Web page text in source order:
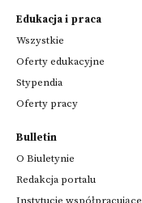
Edukacja i praca
Wszystkie
Oferty edukacyjne
Stypendia
Oferty pracy
Bulletin
O Biuletynie
Redakcja portalu